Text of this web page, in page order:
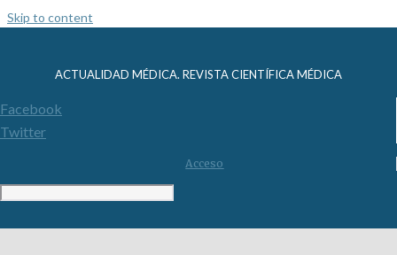
Skip to content
ACTUALIDAD MÉDICA. REVISTA CIENTÍFICA MÉDICA
Facebook
Twitter
Acceso